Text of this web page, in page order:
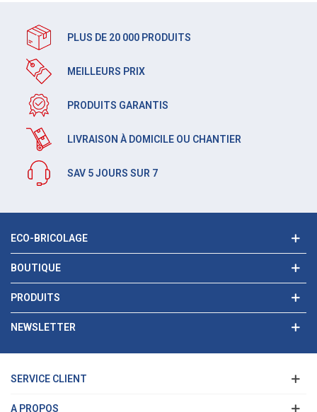
PLUS DE 20 000 PRODUITS
MEILLEURS PRIX
PRODUITS GARANTIS
LIVRAISON À DOMICILE OU CHANTIER
SAV 5 JOURS SUR 7
ECO-BRICOLAGE
BOUTIQUE
PRODUITS
NEWSLETTER
SERVICE CLIENT
A PROPOS